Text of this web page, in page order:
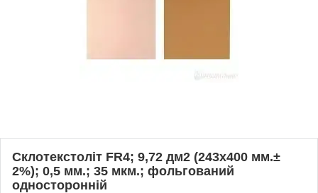
Склотекстоліт FR4; 9,72 дм2 (243х400 мм.±
2%); 0,5 мм.; 35 мкм.; фольгований
односторонній